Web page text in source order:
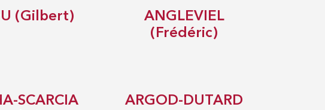
(Gilbert)
ANGLEVIEL
(Frédéric)
SCARCIA
ARGOD-DUTARD